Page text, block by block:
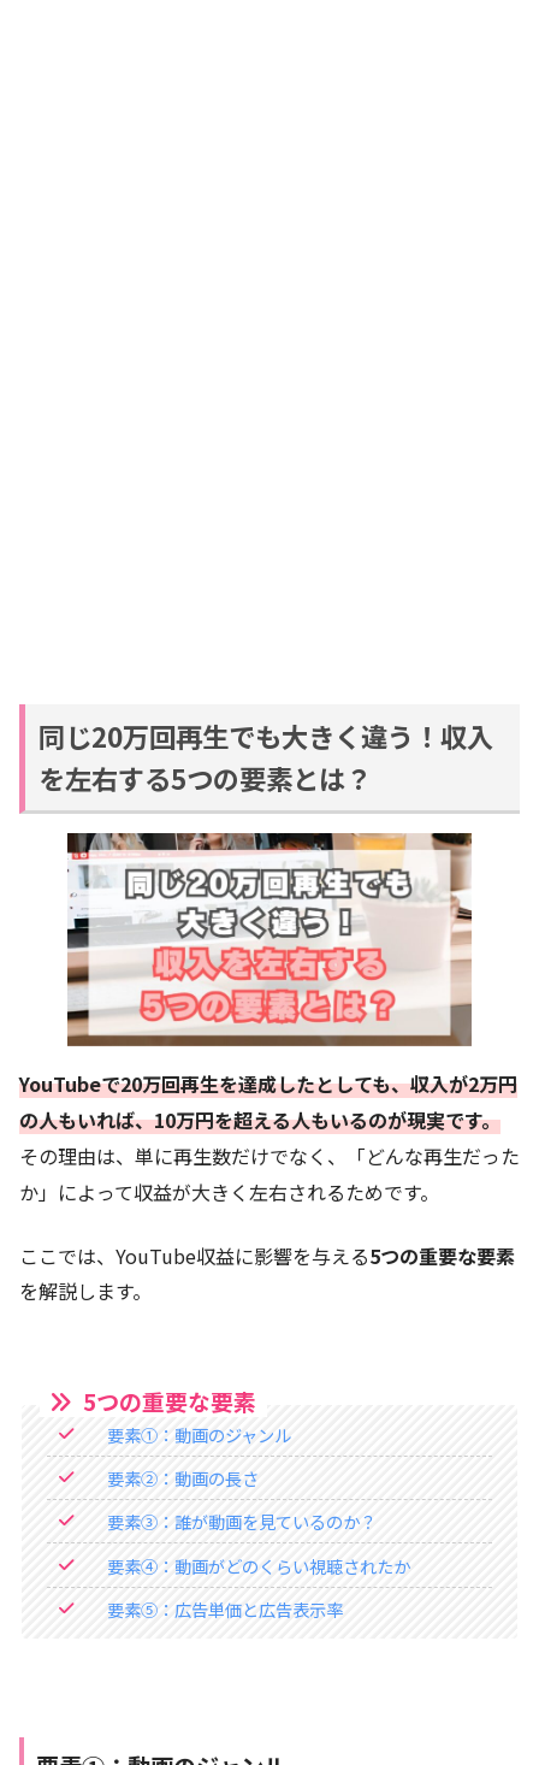
同じ20万回再生でも大きく違う！収入
を左右する5つの要素とは？
YouTubeで20万回再生を達成したとしても、収入が2万円
の人もいれば、10万円を超える人もいるのが現実です。
その理由は、単に再生数だけでなく、「どんな再生だった
か」によって収益が大きく左右されるためです。
ここでは、YouTube収益に影響を与える5つの重要な要素
を解説します。
5つの重要な要素
要素①：動画のジャンル
要素②：動画の長さ
要素③：誰が動画を見ているのか？
要素④：動画がどのくらい視聴されたか
要素⑤：広告単価と広告表示率